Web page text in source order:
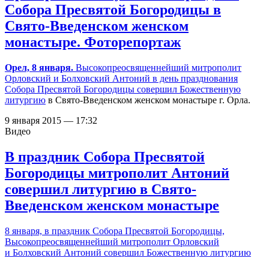
Собора Пресвятой Богородицы в
Свято-Введенском женском
монастыре. Фоторепортаж
Орел, 8 января. Высокопреосвященнейший митрополит
Орловский и Болховский Антоний в день празднования
Собора Пресвятой Богородицы совершил Божественную
литургию в Свято-Введенском женском монастыре г. Орла.
9 января 2015 — 17:32
Видео
В праздник Собора Пресвятой
Богородицы митрополит Антоний
совершил литургию в Свято-
Введенском женском монастыре
8 января, в праздник Собора Пресвятой Богородицы,
Высокопреосвященнейший митрополит Орловский
и Болховский Антоний совершил Божественную литургию